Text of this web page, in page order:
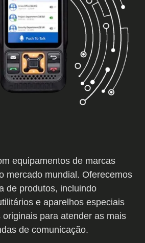
equipamentos de marcas
mercado mundial. Oferecemos
de produtos, incluindo
e aparelhos especiais
para atender as mais
de comunicação.